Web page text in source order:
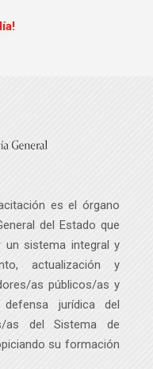
para autores
es el órgano
del Estado que
un sistema integral y
actualización y
as públicos/as y
jurídica del
/as del Sistema de
su formación